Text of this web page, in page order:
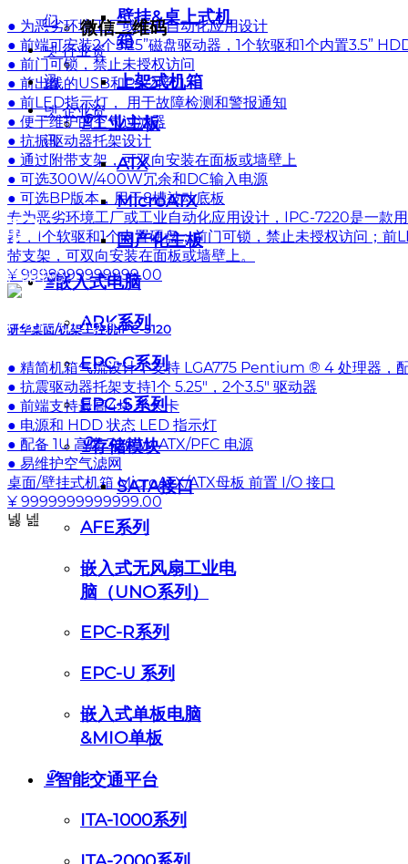
● 为恶劣环境工厂或工业自动化应用设计
● 前端可安装2个5.25”磁盘驱动器，1个软驱和1个内置3.5”
● 前门可锁，禁止未授权访问
● 前出线的USB和PS/2接口
● 前LED指示灯， 用于故障检测和警报通知
● 便于维护的空气过滤器
● 抗振驱动器托架设计
● 通过附带支架，可双向安装在面板或墙壁上
● 可选300W/400W冗余和DC输入电源
● 可选BP版本，用于8槽被动底板
专为恶劣环境工厂或工业自动化应用设计，IPC-7220是一款
器，1个软驱和1个内置硬盘；前门可锁，禁止未授权访问；
带支架，可双向安装在面板或墙壁上。
¥ 9999999999999.00
研华桌面/机架工控机IPC-5120
● 精简机箱气流设计，支持 LGA775 Pentium ® 4 处理器，
● 抗震驱动器托架支持1个 5.25"，2个3.5" 驱动器
● 前端支持最高4块 半长卡
● 电源和 HDD 状态 LED 指示灯
● 配备 1U 高度 300 W ATX/PFC 电源
● 易维护空气滤网
桌面/壁挂式机箱 MicroATX/ATX母板 前置 I/O 接口
¥ 9999999999999.00
넳 넲
壁挂&桌上式机
箱
上架式机箱
ꁇ工业主板
ATX
MicroATX
国产化主板
ꁇ嵌入式电脑
ARK系列
EPC-C系列
EPC-S系列
ꁇ存储模块
SATA接口
AFE系列
嵌入式无风扇工业电
脑（UNO系列）
EPC-R系列
EPC-U 系列
嵌入式单板电脑
&MIO单板
ꁇ智能交通平台
ITA-1000系列
P
产品中心
roduction
们
넷 行业资
讯
넷 企业资
讯
微信二维码
녕